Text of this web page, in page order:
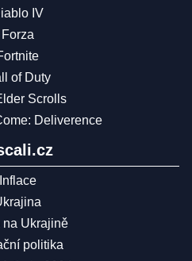
IV
Forza
of Duty
Scrolls
Deliverence
Inflace
na Ukrajině
politika